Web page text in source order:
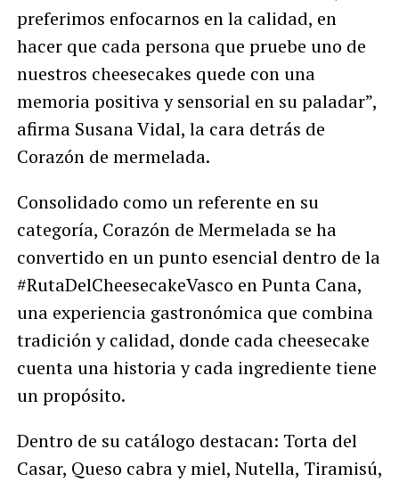
preferimos enfocarnos en la calidad, en
hacer que cada persona que pruebe uno de
nuestros cheesecakes quede con una
memoria positiva y sensorial en su paladar”,
afirma Susana Vidal, la cara detrás de
Corazón de mermelada.
Consolidado como un referente en su
categoría, Corazón de Mermelada se ha
convertido en un punto esencial dentro de la
#RutaDelCheesecakeVasco en Punta Cana,
una experiencia gastronómica que combina
tradición y calidad, donde cada cheesecake
cuenta una historia y cada ingrediente tiene
un propósito.
Dentro de su catálogo destacan: Torta del
Casar, Queso cabra y miel, Nutella, Tiramisú,